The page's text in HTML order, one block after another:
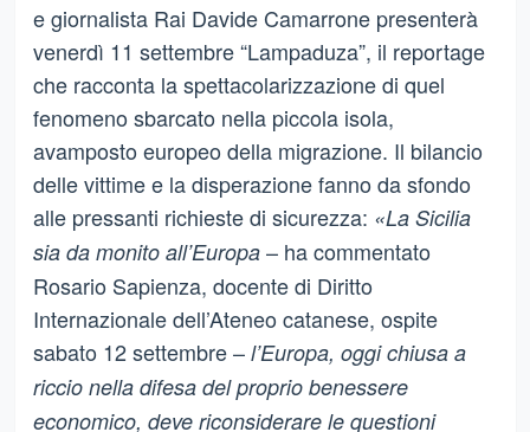
e giornalista Rai Davide Camarrone presenterà
venerdì 11 settembre “Lampaduza”, il reportage
che racconta la spettacolarizzazione di quel
fenomeno sbarcato nella piccola isola,
avamposto europeo della migrazione. Il bilancio
delle vittime e la disperazione fanno da sfondo
alle pressanti richieste di sicurezza: «La Sicilia
sia da monito all’Europa– ha commentato
Rosario Sapienza, docente di Diritto
Internazionale dell’Ateneo catanese, ospite
sabato 12 settembre –l’Europa, oggi chiusa a
riccio nella difesa del proprio benessere
economico, deve riconsiderare le questioni